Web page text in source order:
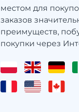
местом для
заказов
преимуществ,
покупки через